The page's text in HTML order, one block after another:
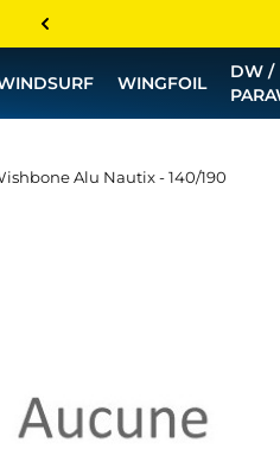
WINGFOIL
DW /
Alu Nautix - 140/190